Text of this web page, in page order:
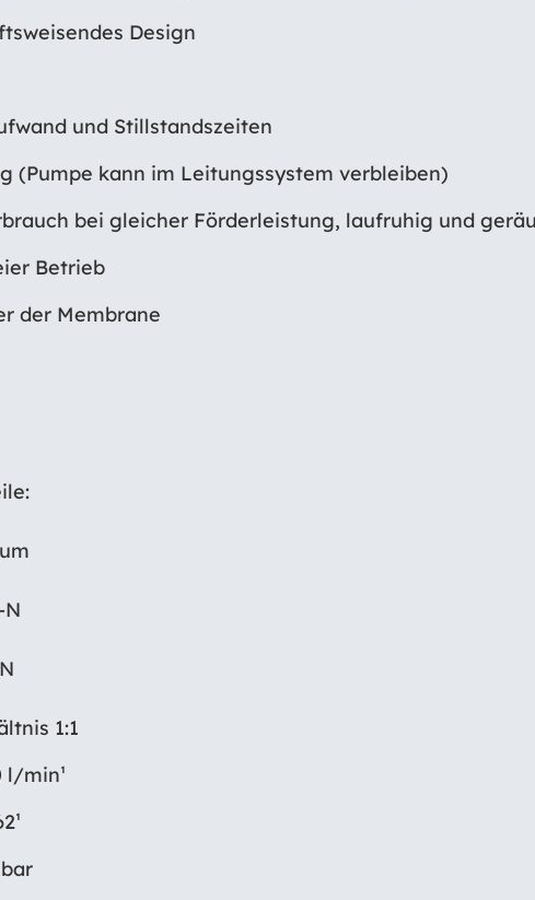
Design
und Stillstandszeiten
(Pumpe kann im Leitungssystem verbleiben)
bei gleicher Förderleistung, laufruhig und
Betrieb
der Membrane
1:1
l/min¹